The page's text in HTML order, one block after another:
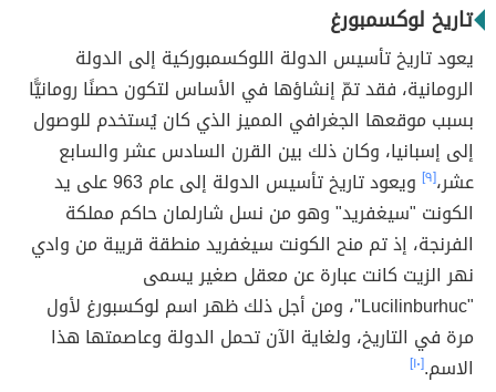
تاريخ لوكسمبورغ
يعود تاريخ تأسيس الدولة اللوكسمبوركية إلى الدولة
الرومانية، فقد تمّ إنشاؤها في الأساس لتكون حصنًا رومانيًّا
بسبب موقعها الجغرافي المميز الذي كان يُستخدم للوصول
إلى إسبانيا، وكان ذلك بين القرن السادس عشر والسابع
عشر،[٩]
ويعود تاريخ تأسيس الدولة إلى عام 963 على يد
الكونت "سيغفريد" وهو من نسل شارلمان حاكم مملكة
الفرنجة، إذ تم منح الكونت سيغفريد منطقة قريبة من وادي
نهر الزيت كانت عبارة عن معقل صغير يسمى
"Lucilinburhuc"، ومن أجل ذلك ظهر اسم لوكسبورغ لأول
مرة في التاريخ، ولغاية الآن تحمل الدولة وعاصمتها هذا
الاسم.[١٠]